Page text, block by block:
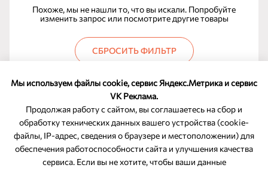
Мы используем файлы cookie, сервис Яндекс.Метрика и сервис
VK Реклама.
Продолжая работу с сайтом, вы соглашаетесь на сбор и
обработку технических данных вашего устройства (cookie-
файлы, IP-адрес, сведения о браузере и местоположении) для
обеспечения работоспособности сайта и улучшения качества
сервиса. Если вы не хотите, чтобы ваши данные
Похоже, мы не нашли то, что вы искали. Попробуйте
изменить запрос или посмотрите другие товары
СБРОСИТЬ ФИЛЬТР
ОБРАТНАЯ СВЯЗЬ
8-800-350-46-10